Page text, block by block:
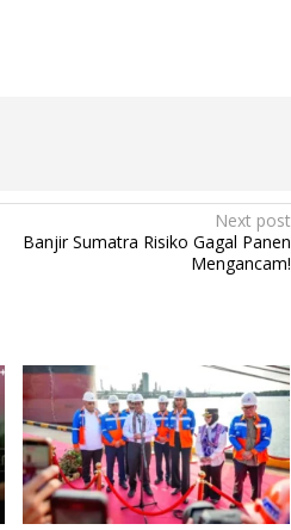
Next post
Banjir Sumatra Risiko Gagal Panen
Mengancam!